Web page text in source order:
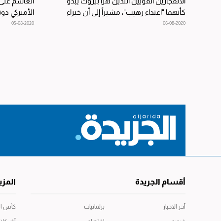
كأنهما "اعتداء رهيب"، مشيراً إلى أن خبراء
عسكريين أميركيين...
06-08-2020
الأميركي
05-08-2020
أقسام الجريدة
آخر الاخبار برلمانيات كأس